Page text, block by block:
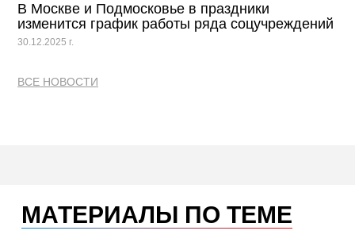
В Москве и Подмосковье в праздники
изменится график работы ряда соцучреждений
30.12.2025 г.
ВСЕ НОВОСТИ
МАТЕРИАЛЫ ПО ТЕМЕ